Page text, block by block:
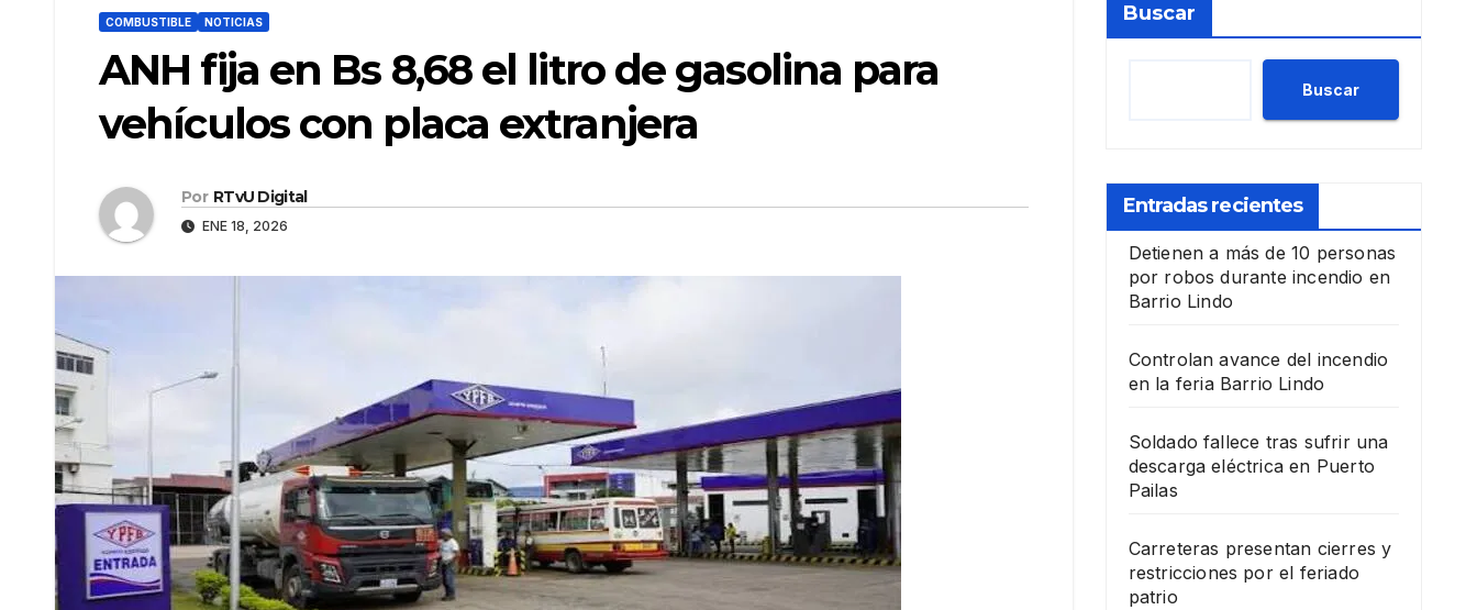
COMBUSTIBLE NOTICIAS
ANH fija en Bs 8,68 el litro de gasolina para
vehículos con placa extranjera
Por RTvU Digital
ENE 18, 2026
Buscar
Buscar
Entradas recientes
Detienen a más de 10 personas
por robos durante incendio en
Barrio Lindo
Controlan avance del incendio
en la feria Barrio Lindo
Soldado fallece tras sufrir una
descarga eléctrica en Puerto
Pailas
Carreteras presentan cierres y
restricciones por el feriado
patrio